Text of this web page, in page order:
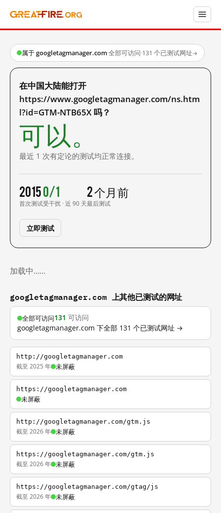
属于 googletagmanager.com·全部可访问·131 个已测试网址→
在中国大陆能打开
https://www.googletagmanager.com/ns.htm
l?id=GTM-NTB65X 吗？
可以。
最近 1 次有定论的测试均正常连接。
2015
首次测试
0/1
受干扰 · 近 90 天
2 个月前
最后测试
立即测试
加载中……
googletagmanager.com 上其他已测试的网址
全部可访问131 可访问
googletagmanager.com 下全部 131 个已测试网址 →
http://googletagmanager.com
截至 2025 年 未屏蔽
https://googletagmanager.com
未屏蔽
http://googletagmanager.com/gtm.js
截至 2026 年 未屏蔽
https://googletagmanager.com/gtm.js
截至 2026 年 未屏蔽
https://googletagmanager.com/gtag/js
截至 2026 年 未屏蔽